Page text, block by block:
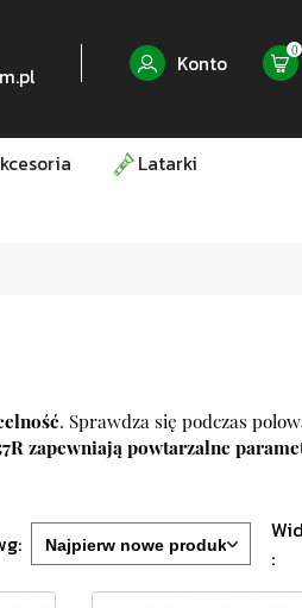
Konto 0
Latarki
. Sprawdza się podczas
zapewniają powtarzalne
: